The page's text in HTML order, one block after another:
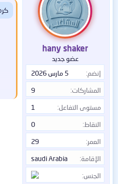
hany shaker
عضو جديد
إنضم
5 مارس 2026
المشاركات 9
مستوى التفاعل 1
النقاط 0
العمر 29
الإقامة saudi Arabia
الجنس